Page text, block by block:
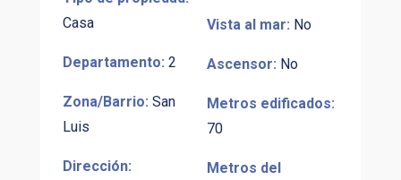
Casa
Departamento: 2
Zona/Barrio: San
Luis
Dirección:
Vista al mar: No
Ascensor: No
Metros edificados:
70
Metros del